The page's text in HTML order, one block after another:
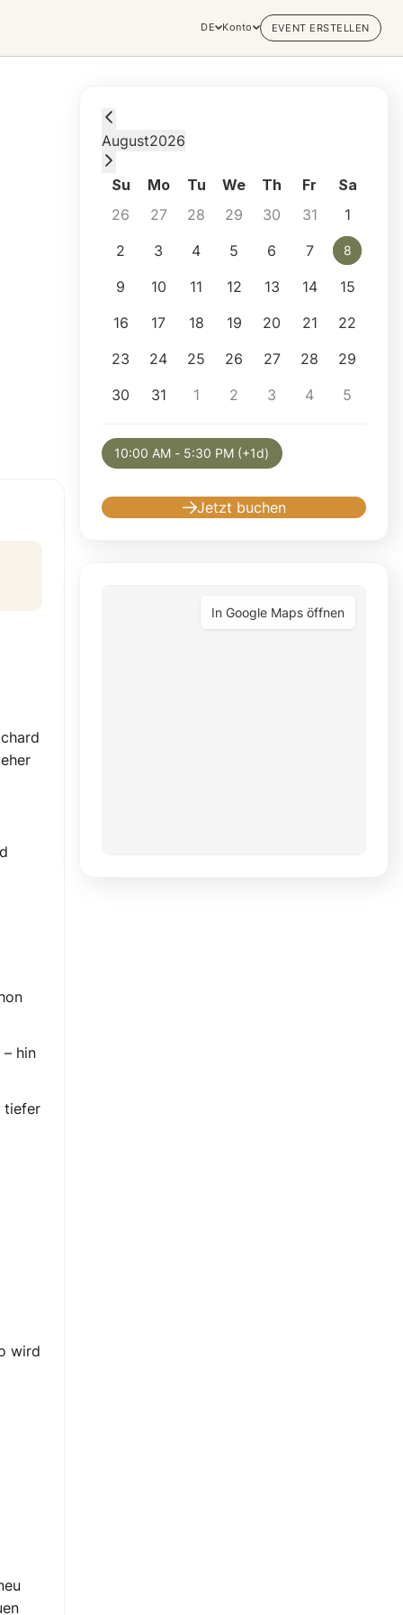
DE Konto EVENT ERSTELLEN
hin
tiefer
wird
Saturday, August 8, 2026 at 10:00 AM
August2026
Su Mo Tu We Th Fr
Sa
26
27 28 29 30 31
1
2
3 4 5 6 7 8
9 10 11 12 13 14
15
16
17 18 19 20 21
22
23
24 25 26 27 28
29
30
31 1 2 3 4
5
10:00 AM - 5:30 PM (+1d)
Jetzt buchen
In Google Maps öffnen